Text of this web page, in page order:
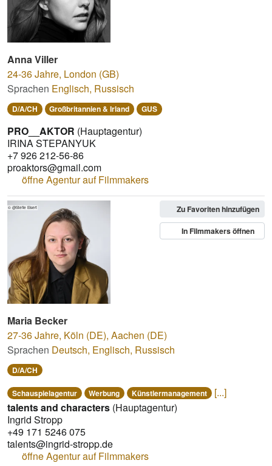
24-36 Jahre, London (GB)
Sprachen Englisch, Russisch
D/A/CH Großbritannien & Irland GUS
Anna Viller
PRO__AKTOR (Hauptagentur)
IRINA STEPANYUK
+7 926 212-56-86
proaktors@gmail.com
öffne Agentur auf Filmmakers
Zu Favoriten hinzufügen
In Filmmakers öffnen
© @Stefie Eisert
27-36 Jahre, Köln (DE), Aachen (DE)
Sprachen Deutsch, Englisch, Russisch
D/A/CH
Maria Becker
Schauspielagentur Werbung Künstlermanagement
[...]
talents and characters (Hauptagentur)
Ingrid Stropp
+49 171 5246 075
talents@ingrid-stropp.de
öffne Agentur auf Filmmakers